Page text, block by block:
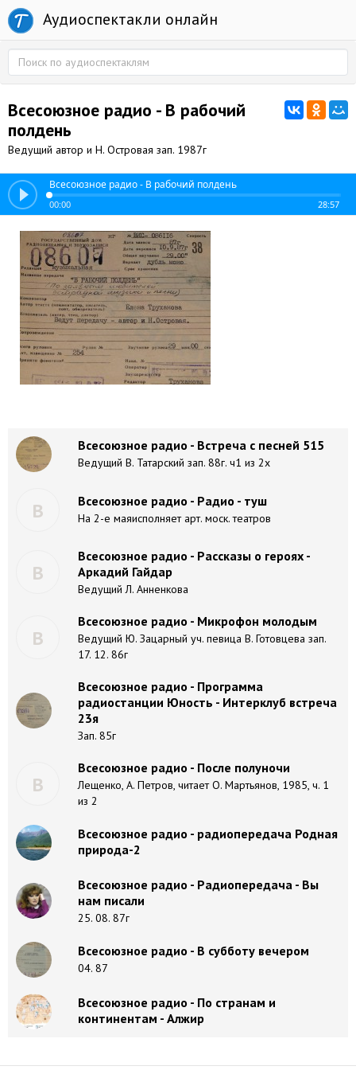
Аудиоспектакли онлайн
Всесоюзное радио - В рабочий
полдень
Ведущий автор и Н. Островая зап. 1987г
Всесоюзное радио - В рабочий полдень
00:00 28:57
Всесоюзное радио - Встреча с песней 515
Ведущий В. Татарский зап. 88г. ч1 из 2х
В Всесоюзное радио - Радио - туш
На 2-е маяисполняет арт. моск. театров
В
Всесоюзное радио - Рассказы о героях -
Аркадий Гайдар
Ведущий Л. Анненкова
В
Всесоюзное радио - Микрофон молодым
Ведущий Ю. Зацарный уч. певица В. Готовцева зап.
17. 12. 86г
Всесоюзное радио - Программа
радиостанции Юность - Интерклуб встреча
23я
Зап. 85г
В
Всесоюзное радио - После полуночи
Лещенко, А. Петров, читает О. Мартьянов, 1985, ч. 1
из 2
Всесоюзное радио - радиопередача Родная
природа-2
Всесоюзное радио - Радиопередача - Вы
нам писали
25. 08. 87г
Всесоюзное радио - В субботу вечером
04. 87
Всесоюзное радио - По странам и
континентам - Алжир